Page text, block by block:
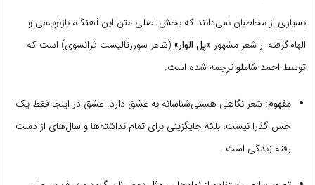
بسیاری از مخاطبان نمی‌دانند که بخش اصلی متن این آهنگ، بازنویسی و
الهام‌گرفته از شعر مشهور «پل الوار» (شاعر سوررئالیست فرانسوی) است که
توسط احمد شاملوترجمه شده است.
مفهوم: شعر نگاهی هستی‌شناسانه به عشق دارد. عشق در اینجا فقط یک
حس گذرا نیست، بلکه جایگزینی برای تمام نداشته‌ها و سال‌های از دست
رفته زندگی است.